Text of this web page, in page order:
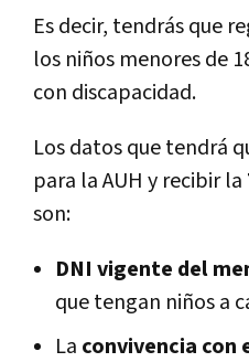
Es decir, tendrás que
los niños menores de
con discapacidad.
Los datos que tendrá
para la AUH y recibir la
son:
DNI vigente del
que tengan niños a
La convivencia con